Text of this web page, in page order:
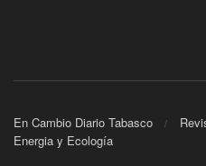
En Cambio Diario Tabasco
Energia y Ecología